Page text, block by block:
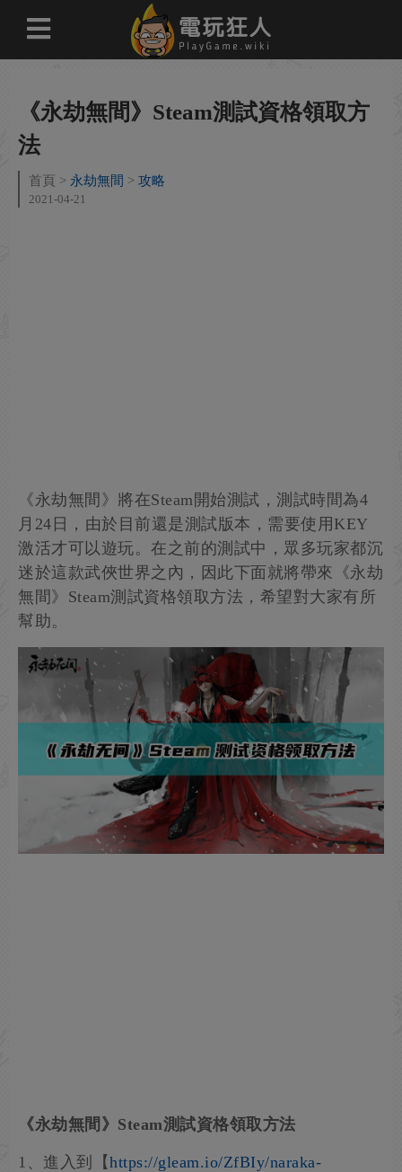
《永劫無間》Steam測試資格領取方
法
首頁 永劫無間 攻略
2021-04-21
《永劫無間》將在Steam開始測試，測試時間為4
月24日，由於目前還是測試版本，需要使用KEY
激活才可以遊玩。在之前的測試中，眾多玩家都沉
迷於這款武俠世界之內，因此下面就將帶來《永劫
無間》Steam測試資格領取方法，希望對大家有所
幫助。
《永劫無間》Steam測試資格領取方法
1、進入到【https://gleam.io/ZfBIy/naraka-